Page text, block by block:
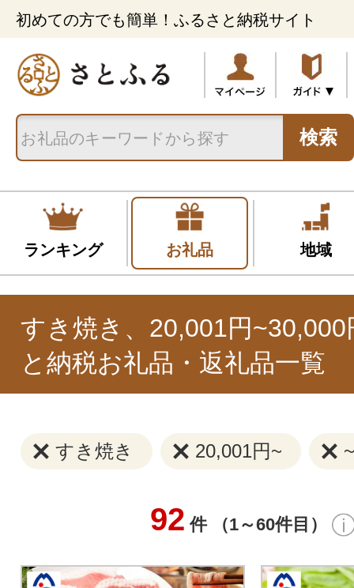
初めての方でも簡単！ふるさと納税サイト
検索
ランキング お礼品 地域
すき焼き、20,001円
と納税お礼品・返礼品一覧
すき焼き 20,001円~
92 件 （1～60件目）